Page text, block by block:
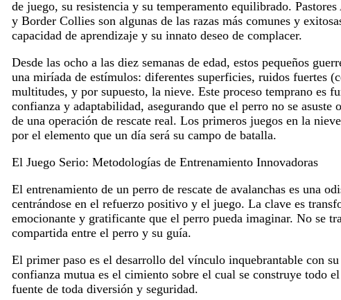
de juego, su resistencia y su temperamento equilibrado.
y Border Collies son algunas de las razas más comunes y
capacidad de aprendizaje y su innato deseo de complacer.
Desde las ocho a las diez semanas de edad, estos pequeños
una miríada de estímulos: diferentes superficies, ruidos fuertes
multitudes, y por supuesto, la nieve. Este proceso temprano es
confianza y adaptabilidad, asegurando que el perro no se asuste
de una operación de rescate real. Los primeros juegos en la
por el elemento que un día será su campo de batalla.
El Juego Serio: Metodologías de Entrenamiento Innovadoras
El entrenamiento de un perro de rescate de avalanchas es una
centrándose en el refuerzo positivo y el juego. La clave es
emocionante y gratificante que el perro pueda imaginar. No se
compartida entre el perro y su guía.
El primer paso es el desarrollo del vínculo inquebrantable con
confianza mutua es el cimiento sobre el cual se construye todo
fuente de toda diversión y seguridad.